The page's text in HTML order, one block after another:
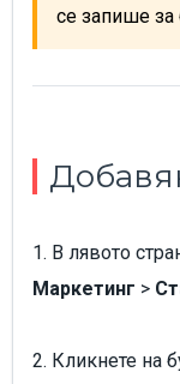
се запише за
1. В лявото
Маркетинг >
2. Кликнете на